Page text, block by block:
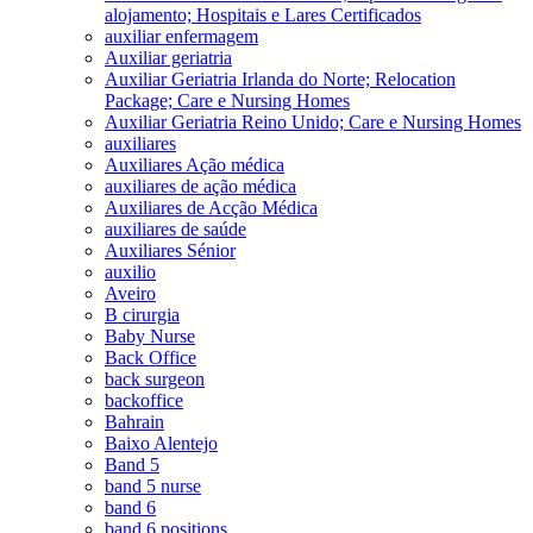
alojamento; Hospitais e Lares Certificados
auxiliar enfermagem
Auxiliar geriatria
Auxiliar Geriatria Irlanda do Norte; Relocation
Package; Care e Nursing Homes
Auxiliar Geriatria Reino Unido; Care e Nursing Homes
auxiliares
Auxiliares Ação médica
auxiliares de ação médica
Auxiliares de Acção Médica
auxiliares de saúde
Auxiliares Sénior
auxilio
Aveiro
B cirurgia
Baby Nurse
Back Office
back surgeon
backoffice
Bahrain
Baixo Alentejo
Band 5
band 5 nurse
band 6
band 6 positions